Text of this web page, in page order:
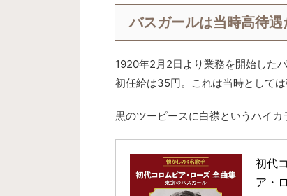
バスガールは当時高待遇
1920年2月2日より業務を開始した
初任給は35円。これは当時として
黒のツーピースに白襟というハイカ
初代
ア・